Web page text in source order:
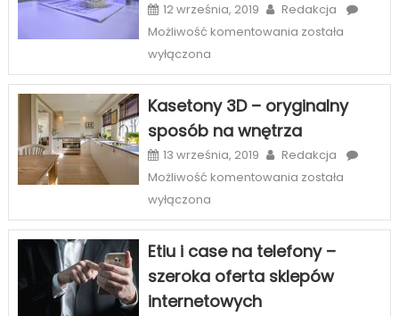
12 września, 2019
Redakcja
Możliwość komentowania Licówki
sposób
piękny
uśmiech
w
Szczecinie
została
wyłączona
Kasetony 3D – oryginalny
sposób na wnętrza
13 września, 2019
Redakcja
Możliwość komentowania Kasetony
–
sposób
na
została
wyłączona
Etiu i case na telefony –
szeroka oferta sklepów
internetowych